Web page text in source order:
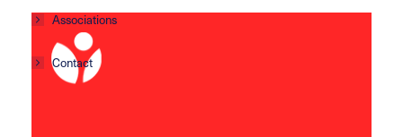
Associations
Contact